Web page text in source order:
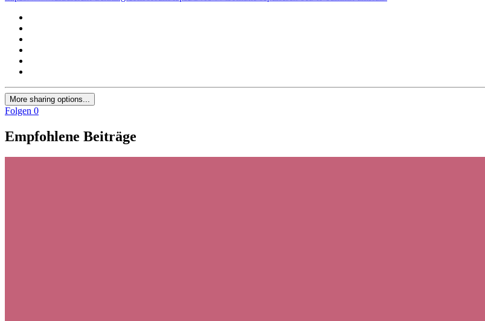
More sharing options...
Folgen 0
Empfohlene Beiträge